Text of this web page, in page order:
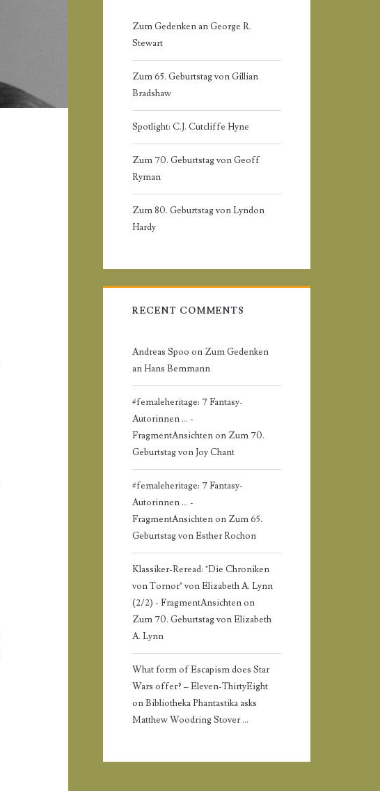
a
r
:
Zum Gedenken an George R.
Stewart
Zum 65. Geburtstag von Gillian
Bradshaw
Spotlight: C.J. Cutcliffe Hyne
Zum 70. Geburtstag von Geoff
Ryman
Zum 80. Geburtstag von Lyndon
Hardy
RECENT COMMENTS
Andreas Spoo on Zum Gedenken
an Hans Bemmann
#femaleheritage: 7 Fantasy-
Autorinnen ... -
FragmentAnsichten on Zum 70.
Geburtstag von Joy Chant
#femaleheritage: 7 Fantasy-
Autorinnen ... -
FragmentAnsichten on Zum 65.
Geburtstag von Esther Rochon
Klassiker-Reread: "Die Chroniken
von Tornor" von Elizabeth A. Lynn
(2/2) - FragmentAnsichten on
Zum 70. Geburtstag von Elizabeth
A. Lynn
What form of Escapism does Star
Wars offer? – Eleven-ThirtyEight
onBibliotheka Phantastika asks
Matthew Woodring Stover …